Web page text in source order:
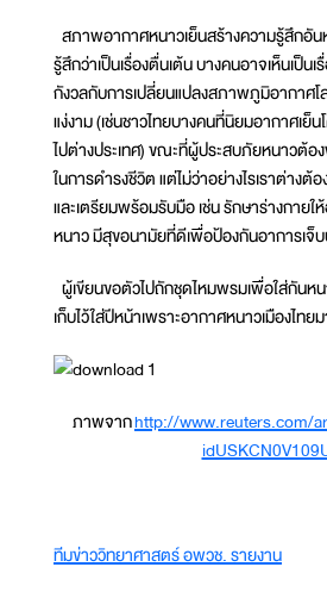
สภาพอากาศหนาวเย็นสร้างความรู้สึกอั
รู้สึกว่าเป็นเรื่องตื่นเต้น บางคนอาจเห็นเป็น
กังวลกับการเปลี่ยนแปลงสภาพภูมิอากาศโ
แง่งาม (เช่นชาวไทยบางคนที่นิยมอากาศเย็
ไปต่างประเทศ) ขณะที่ผู้ประสบภัยหนาวต้
ในการดำรงชีวิต แต่ไม่ว่าอย่างไรเราต่าง
และเตรียมพร้อมรับมือ เช่น รักษาร่างกาย
หนาว มีสุขอนามัยที่ดีเพื่อป้องกันอาการเจ็
ผู้เขียนขอตัวไปถักชุดไหมพรมเพื่อใส่กันห
เก็บไว้ใส่ปีหน้าเพราะอากาศหนาวเมืองไทย
ภาพจากhttp://www.reuters.com/
ทีมข่าววิทยาศาสตร์ อพวช. รายงาน